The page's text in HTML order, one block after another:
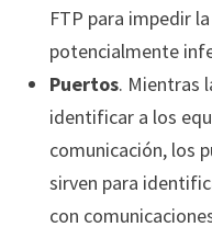
FTP para impedir
potencialmente
Puertos. Mientras
identificar a los
comunicación, los
sirven para
con